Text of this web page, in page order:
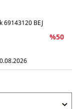
69143120 BEJ
%50